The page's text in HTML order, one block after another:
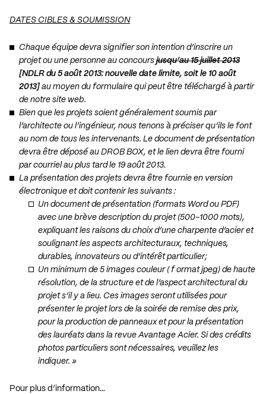
DATES CIBLES & SOUMISSION
Chaque équipe devra signifier son intention d’inscrire un
projet ou une personne au concours jusqu’au 15 juillet 2013
[NDLR du 5 août 2013: nouvelle date limite, soit le 10 août
2013] au moyen du formulaire qui peut être téléchargé à partir
de notre site web.
Bien que les projets soient généralement soumis par
l’architecte ou l’ingénieur, nous tenons à préciser qu’ils le font
au nom de tous les intervenants. Le document de présentation
devra être déposé au DROB BOX, et le lien devra être fourni
par courriel au plus tard le 19 août 2013.
La présentation des projets devra être fournie en version
électronique et doit contenir les suivants :
Un document de présentation (formats Word ou PDF)
avec une brève description du projet (500-1000 mots),
expliquant les raisons du choix d’une charpente d’acier et
soulignant les aspects architecturaux, techniques,
durables, innovateurs ou d’intérêt particulier;
Un minimum de 5 images couleur ( f ormat jpeg) de haute
résolution, de la structure et de l’aspect architectural du
projet s’il y a lieu. Ces images seront utilisées pour
présenter le projet lors de la soirée de remise des prix,
pour la production de panneaux et pour la présentation
des lauréats dans la revue Avantage Acier. Si des crédits
photos particuliers sont nécessaires, veuillez les
indiquer. »
Pour plus d’information…